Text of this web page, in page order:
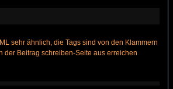
sehr ähnlich, die Tags sind von den Klammern
der Beitrag schreiben-Seite aus erreichen